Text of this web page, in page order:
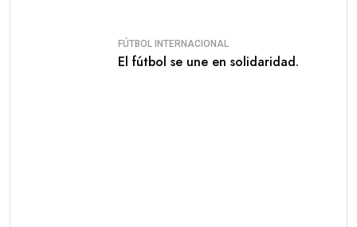
FÚTBOL INTERNACIONAL
El fútbol se une en solidaridad.